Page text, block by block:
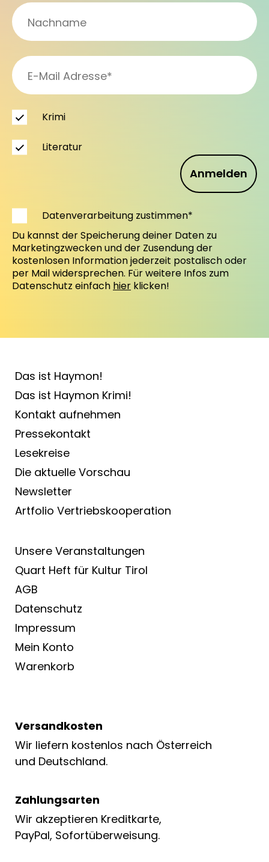
Anmelden
Krimi
Literatur
Datenverarbeitung zustimmen*
Du kannst der Speicherung deiner Daten zu
Marketingzwecken und der Zusendung der
kostenlosen Information jederzeit postalisch oder
per Mail widersprechen. Für weitere Infos zum
Datenschutz einfach hier klicken!
Das ist Haymon!
Das ist Haymon Krimi!
Kontakt aufnehmen
Pressekontakt
Lesekreise
Die aktuelle Vorschau
Newsletter
Artfolio Vertriebs­kooperation
Unsere Veranstaltungen
Quart Heft für Kultur Tirol
AGB
Datenschutz
Impressum
Mein Konto
Warenkorb
Versandkosten
Wir liefern kostenlos nach Österreich
und Deutschland.
Zahlungsarten
Wir akzeptieren Kreditkarte,
PayPal, Sofortüberweisung.